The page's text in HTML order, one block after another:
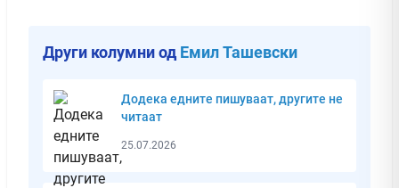
Други колумни од Емил Ташевски
Додека едните пишуваат, другите не
читаат
25.07.2026